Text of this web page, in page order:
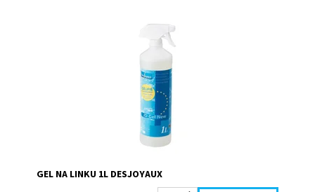
usazených na stěnách bazénu (liner, obklady) na rozhraní
voda/vzduch. Je velice účinný pro všechny...
Desjoyaux
GEL NA LINKU 1L DESJOYAUX